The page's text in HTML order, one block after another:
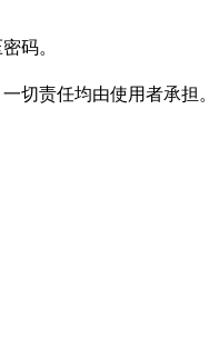
码。
切责任均由使用者承担。